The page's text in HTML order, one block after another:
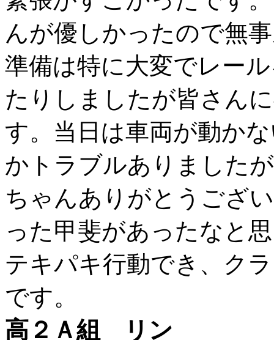
んが優しかったので無
準備は特に大変でレー
たりしましたが皆さん
す。当日は車両が動か
かトラブルありました
ちゃんありがとうござ
った甲斐があったなと
テキパキ行動でき、ク
です。
高２Ａ組 リン